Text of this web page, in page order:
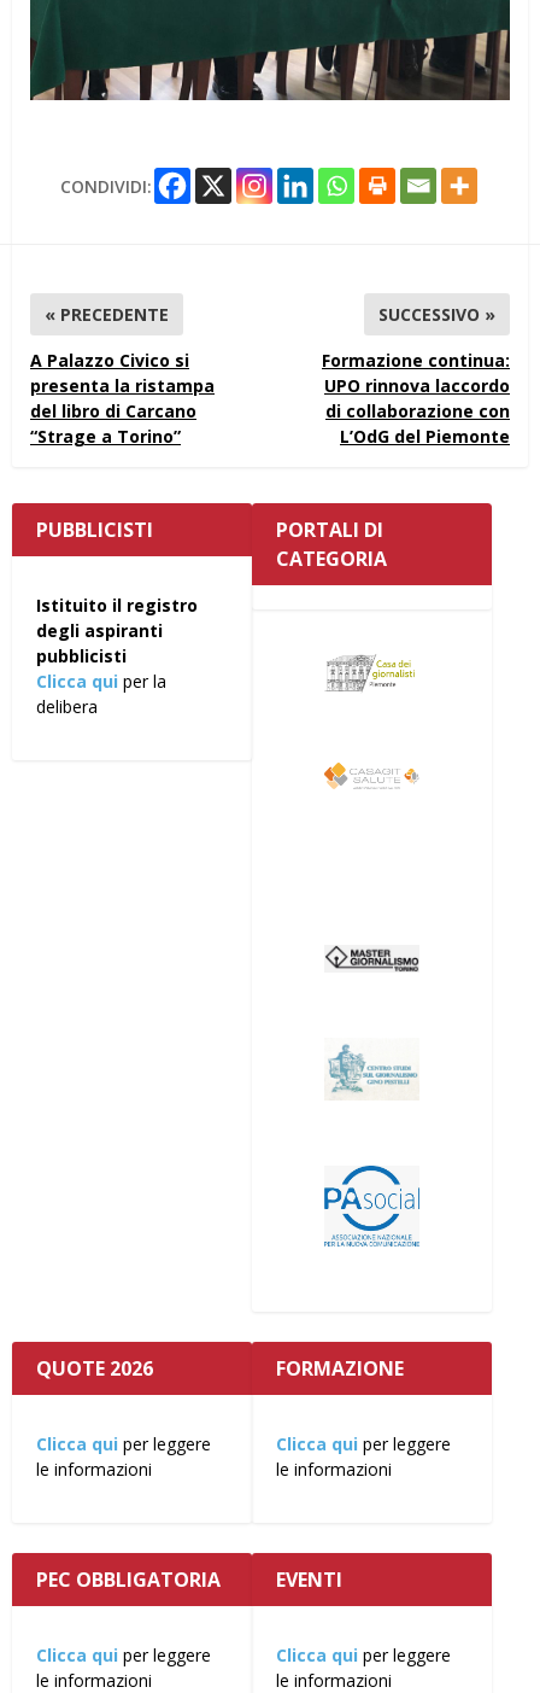
CONDIVIDI:
« PRECEDENTE
A Palazzo Civico si
presenta la ristampa
del libro di Carcano
“Strage a Torino”
SUCCESSIVO »
Formazione continua:
UPO rinnova laccordo
di collaborazione con
L’OdG del Piemonte
PUBBLICISTI
Istituito il registro
degli aspiranti
pubblicisti
Clicca qui per la
delibera
PORTALI DI
CATEGORIA
QUOTE 2026
Clicca qui per leggere
le informazioni
FORMAZIONE
Clicca qui per leggere
le informazioni
PEC OBBLIGATORIA
Clicca qui per leggere
le informazioni
EVENTI
Clicca qui per leggere
le informazioni